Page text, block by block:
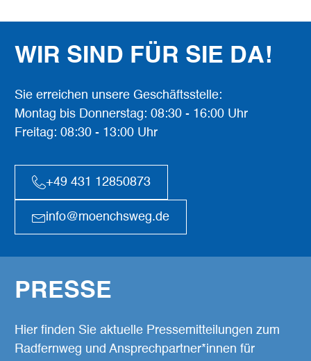
WIR SIND FÜR SIE DA!
Sie erreichen unsere Geschäftsstelle:
Montag bis Donnerstag: 08:30 - 16:00 Uhr
Freitag: 08:30 - 13:00 Uhr
+49 431 12850873
info@moenchsweg.de
PRESSE
Hier finden Sie aktuelle Pressemitteilungen zum
Radfernweg und Ansprechpartner*innen für